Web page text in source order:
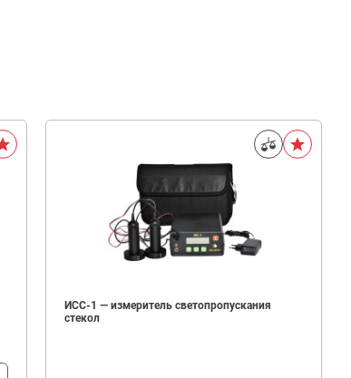
ИСС-1 — измеритель светопропускания
стекол